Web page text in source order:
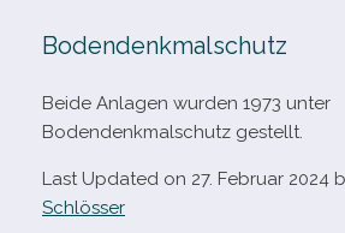
Bodendenkmalschutz
Beide Anlagen wur­den 1973 unter
Bodendenkmalschutz gestellt.
Last Updated on 27. Februar 2024
Schlösser